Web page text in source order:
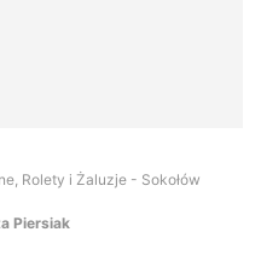
Rolety i Żaluzje - Sokołów
Piersiak